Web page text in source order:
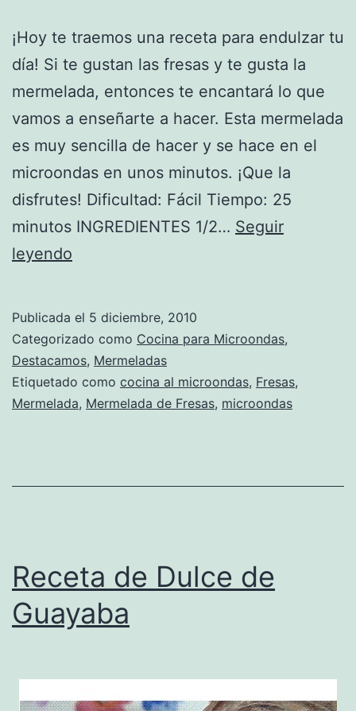
¡Hoy te traemos una receta para endulzar tu
día! Si te gustan las fresas y te gusta la
mermelada, entonces te encantará lo que
vamos a enseñarte a hacer. Esta mermelada
es muy sencilla de hacer y se hace en el
microondas en unos minutos. ¡Que la
disfrutes! Dificultad: Fácil Tiempo: 25
minutos INGREDIENTES 1/2… Seguir
leyendo
de
Fresas
en
el
Publicada el 5 diciembre, 2010
Categorizado como Cocina para Microondas,
Destacamos, Mermeladas
Etiquetado como cocina al microondas, Fresas,
Mermelada, Mermelada de Fresas, microondas
Receta de Dulce de
Guayaba